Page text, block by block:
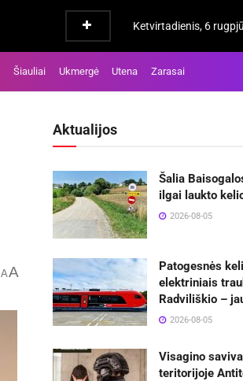
Ketvirtadienis, 6
Šiauliai Ukmergė Utena Zarasai
AA
Aktualijos
Šalia
ilgai laukto
2026-08-05
Patogesnės
elektriniais
Radviliškio –
2026-08-05
Visagino
teritorijoje